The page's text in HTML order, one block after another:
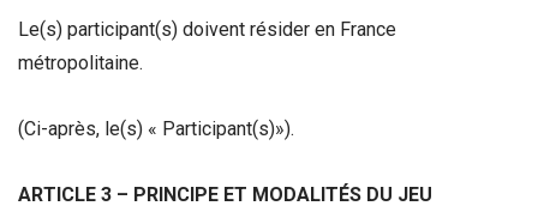
Le(s) participant(s) doivent résider en France
métropolitaine.
(Ci-après, le(s) « Participant(s)»).
ARTICLE 3 – PRINCIPE ET MODALITÉS DU JEU